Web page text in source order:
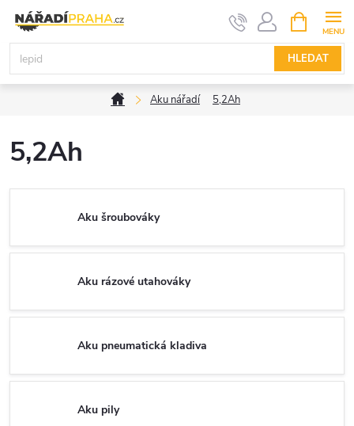
obsah
HLEDAT
NÁKUPNÍ
KOŠÍK
DomůAku nářadí 5,2Ah
5,2Ah
Aku šroubováky
Aku rázové utahováky
Aku pneumatická kladiva
Aku pily